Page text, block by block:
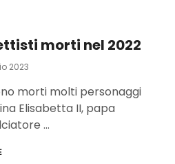
morti nel 2022
2023
morti molti personaggi
Elisabetta II, papa
…